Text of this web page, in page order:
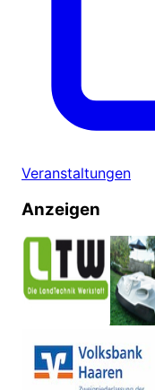
Veranstaltungen
Anzeigen